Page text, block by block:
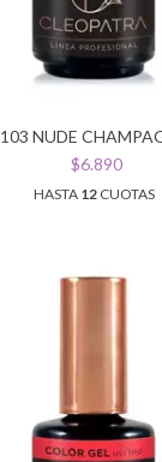
103 NUDE
$6.890
HASTA 12CUOTAS